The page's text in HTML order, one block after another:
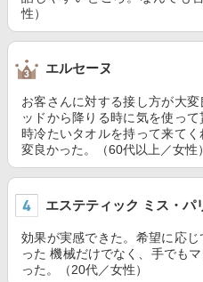
性）
エルセーヌ
お客さんに対する接し方が大
ッドから降りる時に気を使っ
時冷たいタオルを持って来て
変良かった。（60代以上／女性）
エステティック ミス・パ
効果が実感できた。希望に応
った 機械だけでなく、手でも
った。（20代／女性）